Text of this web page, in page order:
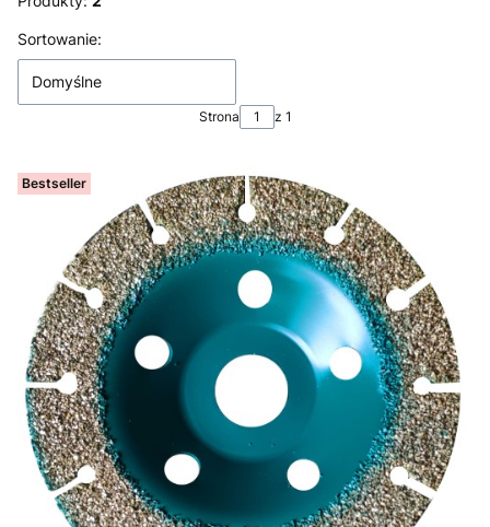
Lista produktów
Sortowanie:
Domyślne
Strona z 1
Bestseller